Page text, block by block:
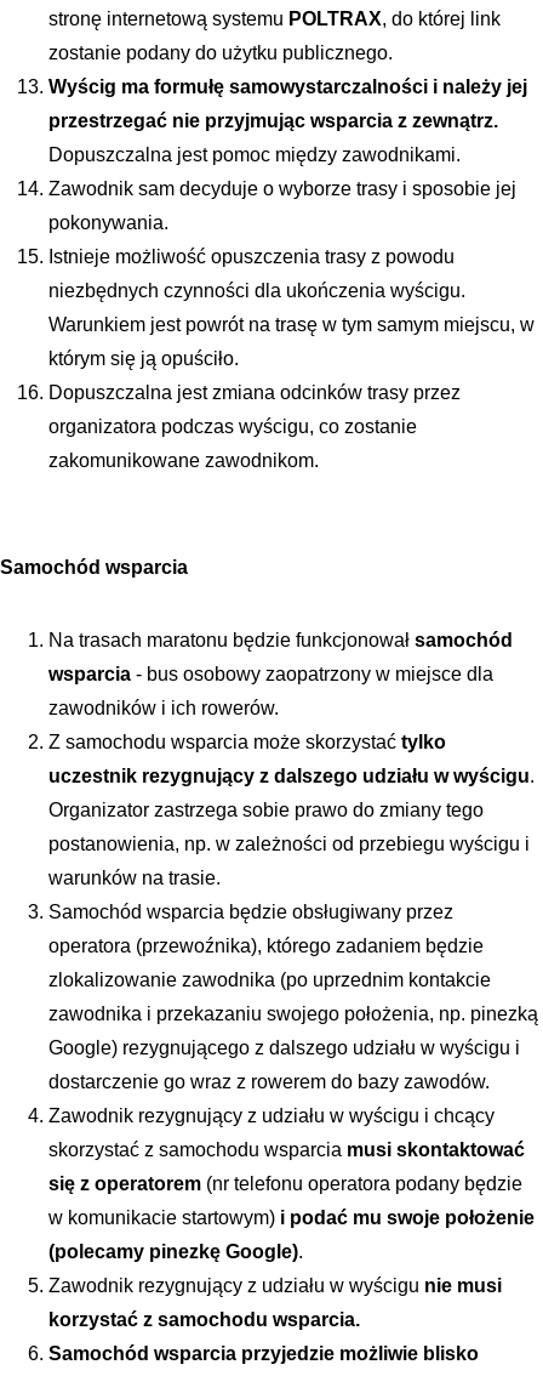
stronę internetową systemu POLTRAX, do której link
zostanie podany do użytku publicznego.
Wyścig ma formułę samowystarczalności i należy jej
przestrzegać nie przyjmując wsparcia z zewnątrz.
Dopuszczalna jest pomoc między zawodnikami.
Zawodnik sam decyduje o wyborze trasy i sposobie jej
pokonywania.
Istnieje możliwość opuszczenia trasy z powodu
niezbędnych czynności dla ukończenia wyścigu.
Warunkiem jest powrót na trasę w tym samym miejscu, w
którym się ją opuściło.
Dopuszczalna jest zmiana odcinków trasy przez
organizatora podczas wyścigu, co zostanie
zakomunikowane zawodnikom.
Samochód wsparcia
Na trasach maratonu będzie funkcjonował samochód
wsparcia - bus osobowy zaopatrzony w miejsce dla
zawodników i ich rowerów.
Z samochodu wsparcia może skorzystać tylko
uczestnik rezygnujący z dalszego udziału w wyścigu.
Organizator zastrzega sobie prawo do zmiany tego
postanowienia, np. w zależności od przebiegu wyścigu i
warunków na trasie.
Samochód wsparcia będzie obsługiwany przez
operatora (przewoźnika), którego zadaniem będzie
zlokalizowanie zawodnika (po uprzednim kontakcie
zawodnika i przekazaniu swojego położenia, np. pinezką
Google) rezygnującego z dalszego udziału w wyścigu i
dostarczenie go wraz z rowerem do bazy zawodów.
Zawodnik rezygnujący z udziału w wyścigu i chcący
skorzystać z samochodu wsparcia musi skontaktować
się z operatorem (nr telefonu operatora podany będzie
w komunikacie startowym) i podać mu swoje położenie
(polecamy pinezkę Google).
Zawodnik rezygnujący z udziału w wyścigu nie musi
korzystać z samochodu wsparcia.
Samochód wsparcia przyjedzie możliwie blisko